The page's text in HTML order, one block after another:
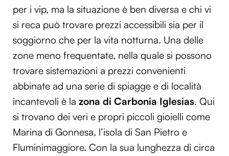
per i vip, ma la situazione è ben diversa e chi vi
si reca può trovare prezzi accessibili sia per il
soggiorno che per la vita notturna. Una delle
zone meno frequentate, nella quale si possono
trovare sistemazioni a prezzi convenienti
abbinate ad una serie di spiagge e di località
incantevoli è la zona di Carbonia Iglesias. Qui
si trovano dei veri e propri piccoli gioielli come
Marina di Gonnesa, l’isola di San Pietro e
Fluminimaggiore. Con la sua lunghezza di circa